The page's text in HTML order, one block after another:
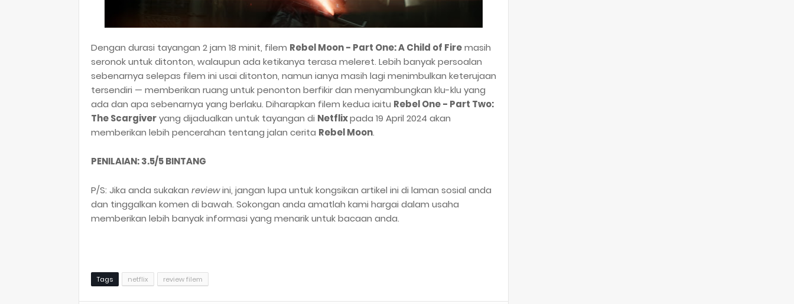
Dengan durasi tayangan 2 jam 18 minit, filem Rebel Moon - Part One: A Child of Firemasih
seronok untuk ditonton, walaupun ada ketikanya terasa meleret. Lebih banyak persoalan
sebenarnya selepas filem ini usai ditonton, namun ianya masih lagi menimbulkan keterujaan
tersendiri — memberikan ruang untuk penonton berfikir dan menyambungkan klu-klu yang
ada dan apa sebenarnya yang berlaku. Diharapkan filem kedua iaitu Rebel One - Part Two:
The Scargiveryang dijadualkan untuk tayangan di Netflixpada 19 April 2024 akan
memberikan lebih pencerahan tentang jalan cerita Rebel Moon.
PENILAIAN: 3.5/5 BINTANG
P/S: Jika anda sukakan reviewini, jangan lupa untuk kongsikan artikel ini di laman sosial anda
dan tinggalkan komen di bawah. Sokongan anda amatlah kami hargai dalam usaha
memberikan lebih banyak informasi yang menarik untuk bacaan anda.
Tags netflix review filem